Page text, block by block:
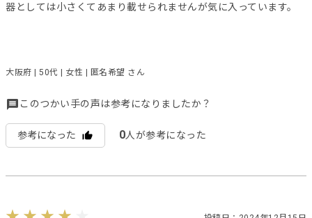
器としては小さくてあまり載せられませんが気に入っています。
大阪府 | 50代 | 女性 | 匿名希望 さん
このつかい手の声は参考になりましたか？
参考になった 0人が参考になった